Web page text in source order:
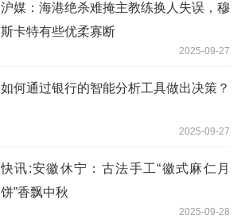
沪媒：海港绝杀难掩主教练换人失误，穆
斯卡特有些优柔寡断
2025-09-27
如何通过银行的智能分析工具做出决策？
2025-09-27
快讯:安徽休宁：古法手工“徽式麻仁月
饼”香飘中秋
2025-09-28